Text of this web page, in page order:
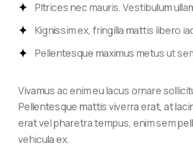
Pltrices nec mauris. Vestibulum
Kignissim ex, fringilla mattis libero
Pellentesque maximus metus ut
Vivamus ac enim eu lacus ornare
Pellentesque mattis viverra erat, at
erat vel pharetra tempus, enim sem
vehicula ex.